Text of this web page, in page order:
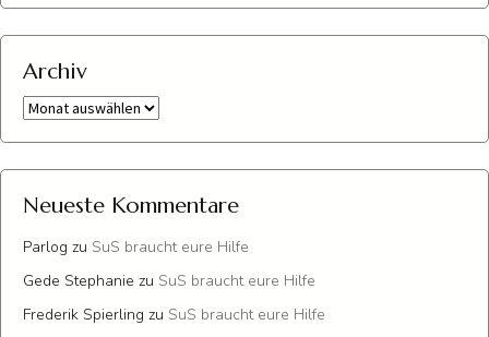
Archiv
Archiv
Neueste Kommentare
Parlog zu SuS braucht eure Hilfe
Gede Stephanie zu SuS braucht eure Hilfe
Frederik Spierling zu SuS braucht eure Hilfe